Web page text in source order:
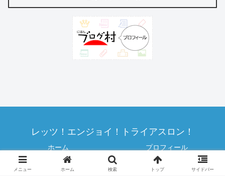
レッツ！エンジョイ！トライアスロン！
ホーム
プロフィール
プライバシポリシー
お問い合わせ
メニュー ホーム 検索 トップ サイドバー